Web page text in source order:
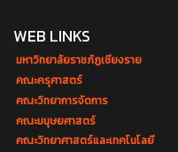
WEB LINKS
มหาวิทยาลัยราชภัฏเชียงราย
คณะครุศาสตร์
คณะวิทยาการจัดการ
คณะมนุษยศาสตร์
คณะวิทยาศาสตร์และเทคโนโลยี